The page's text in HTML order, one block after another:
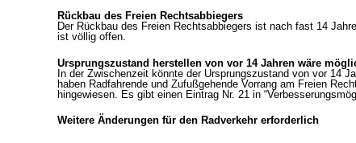
Rückbau des Freien Rechtsabbiegers
Der Rückbau des Freien Rechtsabbiegers ist nach fast 14
ist völlig offen.
Ursprungszustand herstellen von vor 14 Jahren wäre
In der Zwischenzeit könnte der Ursprungszustand von vor 14
haben Radfahrende und Zufußgehende Vorrang am Freien
hingewiesen. Es gibt einen Eintrag Nr. 21 in
Weitere Änderungen für den Radverkehr erforderlich